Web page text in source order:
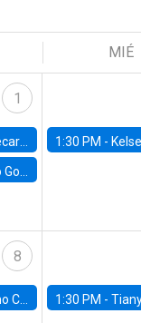
MIÉ
1
Río
and Finance
1:30 PM - Kelsey
8
de Chile 1:30 PM -Tianyi Wang,